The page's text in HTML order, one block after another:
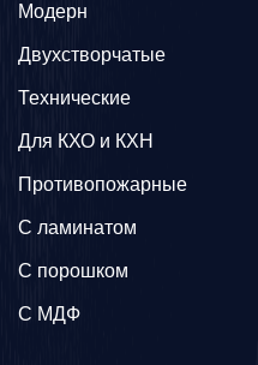
Модерн
Двухстворчатые
Технические
Для КХО и КХН
Противопожарные
С ламинатом
С порошком
С МДФ